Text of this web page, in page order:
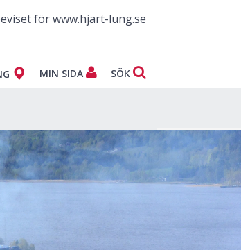
för www.hjart-lung.se
MIN SIDA SÖK